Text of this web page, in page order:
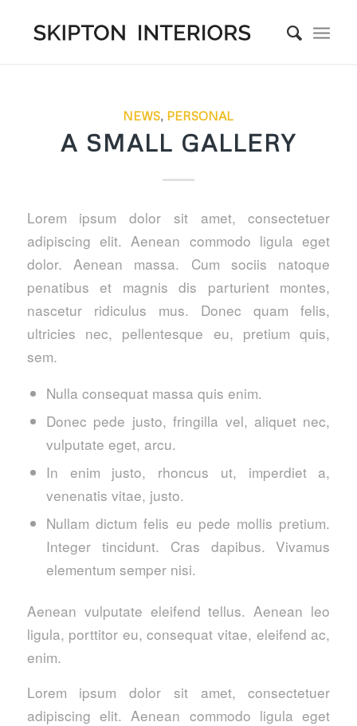
NEWS, PERSONAL
A SMALL GALLERY
Lorem ipsum dolor sit amet, consectetuer
adipiscing elit. Aenean commodo ligula eget
dolor. Aenean massa. Cum sociis natoque
penatibus et magnis dis parturient montes,
nascetur ridiculus mus. Donec quam felis,
ultricies nec, pellentesque eu, pretium quis,
sem.
Nulla consequat massa quis enim.
Donec pede justo, fringilla vel, aliquet nec,
vulputate eget, arcu.
In enim justo, rhoncus ut, imperdiet a,
venenatis vitae, justo.
Nullam dictum felis eu pede mollis pretium.
Integer tincidunt. Cras dapibus. Vivamus
elementum semper nisi.
Aenean vulputate eleifend tellus. Aenean leo
ligula, porttitor eu, consequat vitae, eleifend ac,
enim.
Lorem ipsum dolor sit amet, consectetuer
adipiscing elit. Aenean commodo ligula eget